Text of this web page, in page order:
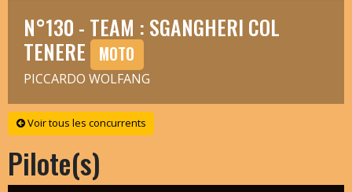
N°130 - TEAM : SGANGHERI COL
TENERE MOTO
PICCARDO WOLFANG
Voir tous les concurrents
Pilote(s)